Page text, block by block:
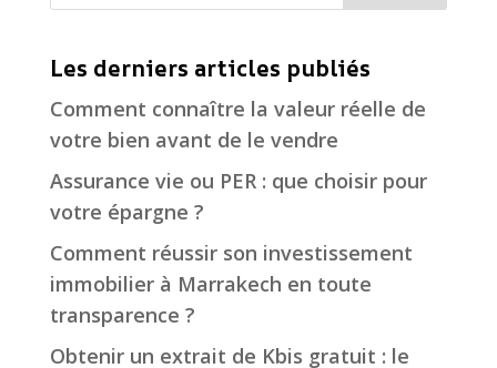
Les derniers articles publiés
Comment connaître la valeur réelle de
votre bien avant de le vendre
Assurance vie ou PER : que choisir pour
votre épargne ?
Comment réussir son investissement
immobilier à Marrakech en toute
transparence ?
Obtenir un extrait de Kbis gratuit : le